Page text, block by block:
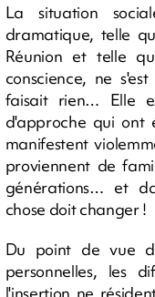
La situation
dramatique, telle
Réunion et telle
conscience, ne
faisait rien… Elle
d'approche qui ont
manifestent
proviennent de
générations… et
chose doit changer !
Du point de vue
personnelles, les
l'insertion ne